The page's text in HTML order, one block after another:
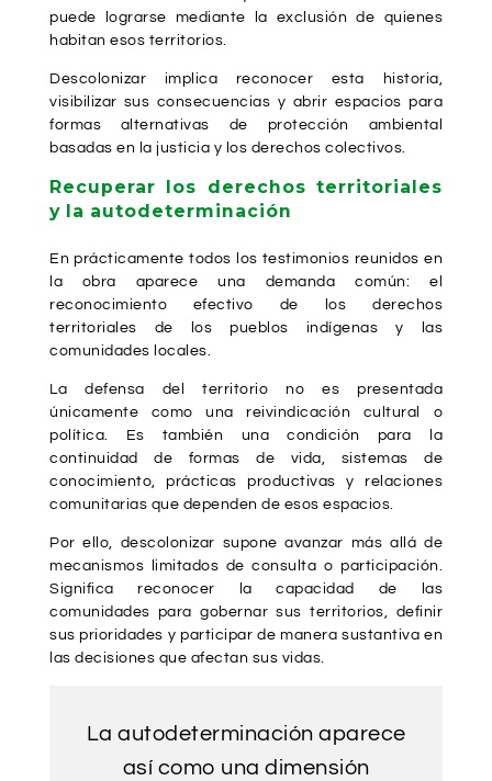
puede lograrse mediante la exclusión de quienes
habitan esos territorios.
Descolonizar implica reconocer esta historia,
visibilizar sus consecuencias y abrir espacios para
formas alternativas de protección ambiental
basadas en la justicia y los derechos colectivos.
Recuperar los derechos territoriales
y la autodeterminación
En prácticamente todos los testimonios reunidos en
la obra aparece una demanda común: el
reconocimiento efectivo de los derechos
territoriales de los pueblos indígenas y las
comunidades locales.
La defensa del territorio no es presentada
únicamente como una reivindicación cultural o
política. Es también una condición para la
continuidad de formas de vida, sistemas de
conocimiento, prácticas productivas y relaciones
comunitarias que dependen de esos espacios.
Por ello, descolonizar supone avanzar más allá de
mecanismos limitados de consulta o participación.
Significa reconocer la capacidad de las
comunidades para gobernar sus territorios, definir
sus prioridades y participar de manera sustantiva en
las decisiones que afectan sus vidas.
La autodeterminación aparece
así como una dimensión